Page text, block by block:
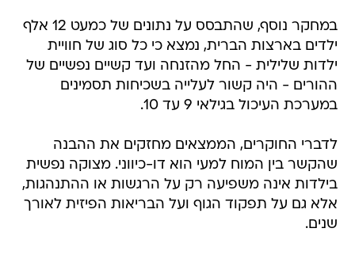
במחקר נוסף, שהתבסס על נתונים של כמעט 12 אלף
ילדים בארצות הברית, נמצא כי כל סוג של חוויית
ילדות שלילית - החל מהזנחה ועד קשיים נפשיים של
ההורים - היה קשור לעלייה בשכיחות תסמינים
במערכת העיכול בגילאי 9 עד 10.
לדברי החוקרים, הממצאים מחזקים את ההבנה
שהקשר בין המוח למעי הוא דו-כיווני. מצוקה נפשית
בילדות אינה משפיעה רק על הרגשות או ההתנהגות,
אלא גם על תפקוד הגוף ועל הבריאות הפיזית לאורך
שנים.